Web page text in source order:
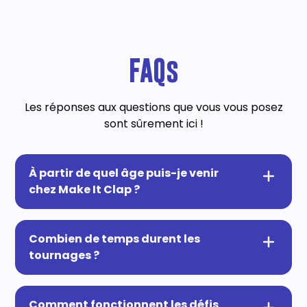
FAQs
Les réponses aux questions que vous vous posez
sont sûrement ici !
À partir de quel âge puis-je venir
chez Make It Clap ?
Nos scénarios et expériences fond vert sont
adaptés à un public de 10 ans et plus.
Jusqu’à 15 ans, les enfants doivent être
accompagnés d’au moins un adulte,
Combien de temps durent les
tournages ?
La durée de nos sessions est différente entre
une activité Court Métrage, Pop Corn et des